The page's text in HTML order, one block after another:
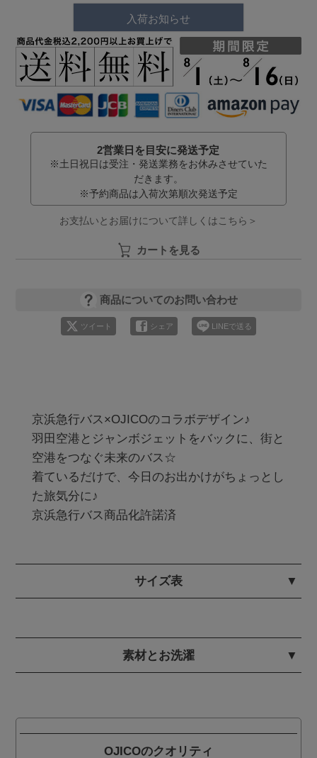
入荷お知らせ
2営業日を目安に発送予定
※土日祝日は受注・発送業務をお休みさせていた
だきます。
※予約商品は入荷次第順次発送予定
お支払いとお届けについて詳しくはこちら＞
カートを見る
商品についてのお問い合わせ
ツイート シェア LINEで送る
京浜急行バス×OJICOのコラボデザイン♪
羽田空港とジャンボジェットをバックに、街と
空港をつなぐ未来のバス☆
着ているだけで、今日のお出かけがちょっとし
た旅気分に♪
京浜急行バス商品化許諾済
サイズ表
素材とお洗濯
OJICOのクオリティ